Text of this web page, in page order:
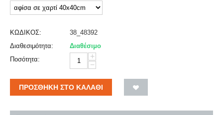
ΚΩΔΙΚΟΣ:
38_48392
Διαθεσιμότητα:
Διαθέσιμο
Ποσότητα:
+
−
ΠΡΟΣΘΉΚΗ ΣΤΟ ΚΑΛΆΘΙ